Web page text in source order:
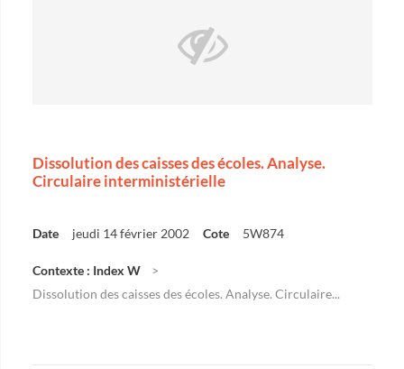
Dissolution des caisses des écoles. Analyse.
Circulaire interministérielle
Date jeudi 14 février 2002 Cote 5W874
Contexte : Index W
Dissolution des caisses des écoles. Analyse. Circulaire...